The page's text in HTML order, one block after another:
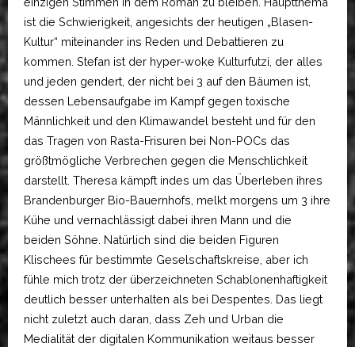
ist die Schwierigkeit, angesichts der heutigen „Blasen-
Kultur“ miteinander ins Reden und Debattieren zu
kommen. Stefan ist der hyper-woke Kulturfutzi, der alles
und jeden gendert, der nicht bei 3 auf den Bäumen ist,
dessen Lebensaufgabe im Kampf gegen toxische
Männlichkeit und den Klimawandel besteht und für den
das Tragen von Rasta-Frisuren bei Non-POCs das
größtmögliche Verbrechen gegen die Menschlichkeit
darstellt. Theresa kämpft indes um das Überleben ihres
Brandenburger Bio-Bauernhofs, melkt morgens um 3 ihre
Kühe und vernachlässigt dabei ihren Mann und die
beiden Söhne. Natürlich sind die beiden Figuren
Klischees für bestimmte Geselschaftskreise, aber ich
fühle mich trotz der überzeichneten Schablonenhaftigkeit
deutlich besser unterhalten als bei Despentes. Das liegt
nicht zuletzt auch daran, dass Zeh und Urban die
Medialität der digitalen Kommunikation weitaus besser